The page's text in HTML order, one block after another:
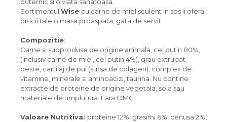
Sortimentul Wise cu carne de miel sculent in sos ii ofera
pisicii tale o masa proaspata, gata de servit.
Compozitie:
Carne si subproduse de origine animala, cel putin 80%,
(inclusiv carne de miel, cel putin 4%), grau extrudat,
peste, cartilaj de pui (sursa de colagen), complex de
vitamine, minerale si aminoacizi, taurina. Nu contine
extracte de proteine de origine vegetala, soia sau
materiale de umplutura. Fara OMG.
Valoare Nutritiva: proteine 12%, grasimi 6%, cenusa 2%,